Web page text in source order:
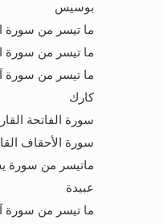
بوسيس
ما تيسر من سورة
ما تيسر من سورة
ما تيسر من
كارك
سورة الفاتحة
سورة الأحقاف
ماتيسر من سورة
عبيدة
ما تيسر من سورة